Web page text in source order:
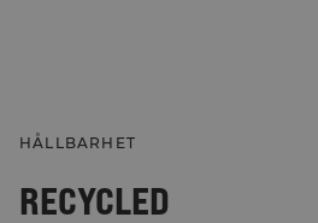
HÅLLBARHET
RECYCLED